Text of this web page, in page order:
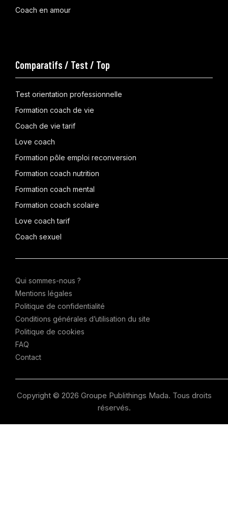
Coach en amour
Comparatifs / Test / Top
Test orientation professionnelle
Formation coach de vie
Coach de vie tarif
Love coach
Formation pôle emploi reconversion
Formation coach nutrition
Formation coach mental
Formation coach scolaire
Love coach tarif
Coach sexuel
Qui sommes-nous ?
Mentions légales
Politique de confidentialité
Conditions générales d’utilisation du site
Politique de cookies
FAQ
Contact
Copyright © 2026 Groupe Publithings Mada. Tous droits
réservés.